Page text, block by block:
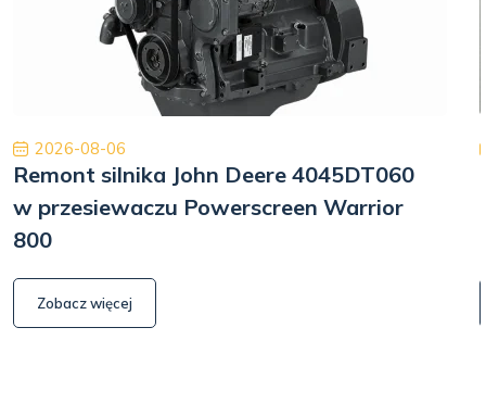
2026-08-06
Remont silnika John Deere 4045DT060
w przesiewaczu Powerscreen Warrior
800
Zobacz więcej